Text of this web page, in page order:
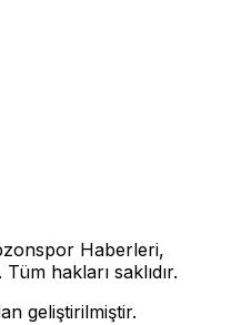
Haberleri,
hakları saklıdır.
geliştirilmiştir.